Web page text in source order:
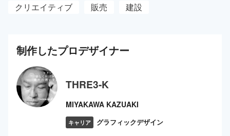
クリエイティブ
販売 建設
制作したプロデザイナー
THRE3-K
MIYAKAWA KAZUAKI
キャリア グラフィックデザイン